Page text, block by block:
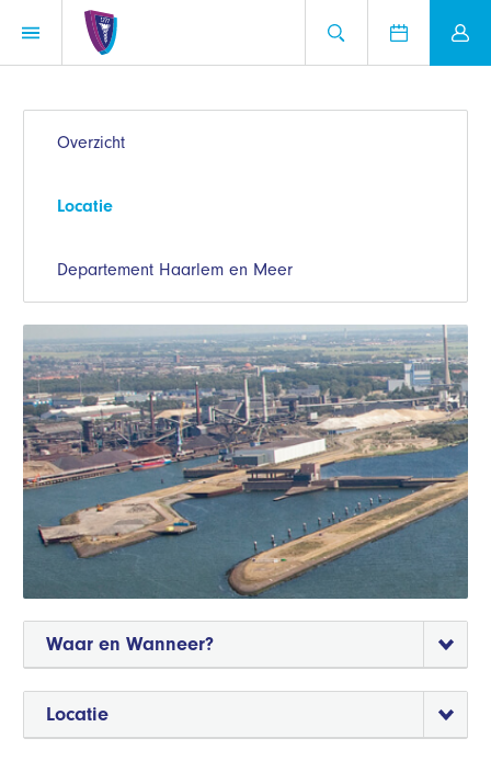
Overzicht
Locatie
Departement Haarlem en Meer
Waar en Wanneer?
Locatie